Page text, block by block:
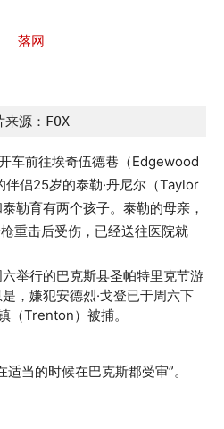
来源：FOX
车前往埃奇伍德巷（Edgewood
侣25岁的泰勒·丹尼尔（Taylor
勒育有两个孩子。泰勒的母亲，
重击后受伤，已经送往医院就
举行的巴克斯县圣帕特里克节游
，嫌犯安德烈·戈登已于周六下
（Trenton）被捕。
当的时候在巴克斯郡受审”。